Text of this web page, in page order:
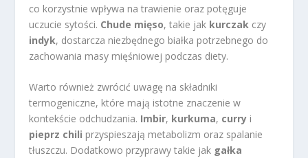
co korzystnie wpływa na trawienie oraz potęguje
uczucie sytości. Chude mięso, takie jak kurczak czy
indyk, dostarcza niezbędnego białka potrzebnego do
zachowania masy mięśniowej podczas diety.
Warto również zwrócić uwagę na składniki
termogeniczne, które mają istotne znaczenie w
kontekście odchudzania. Imbir, kurkuma, curry i
pieprz chili przyspieszają metabolizm oraz spalanie
tłuszczu. Dodatkowo przyprawy takie jak gałka